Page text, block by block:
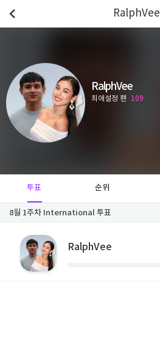
RalphVee
RalphVee
최애설정 팬 109
투표 순위
8월 1주차 International 투표
RalphVee